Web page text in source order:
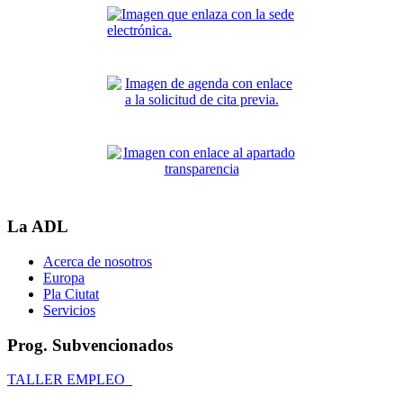
La ADL
Acerca de nosotros
Europa
Pla Ciutat
Servicios
Prog. Subvencionados
TALLER EMPLEO